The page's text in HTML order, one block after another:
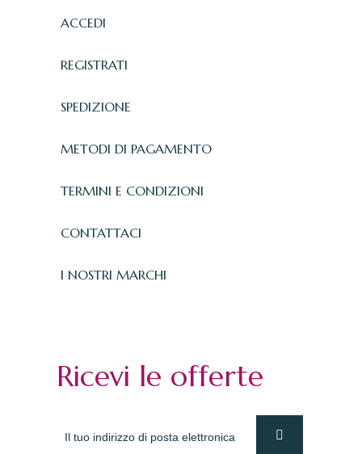
ACCEDI
REGISTRATI
SPEDIZIONE
METODI DI PAGAMENTO
TERMINI E CONDIZIONI
CONTATTACI
I NOSTRI MARCHI
Ricevi le offerte